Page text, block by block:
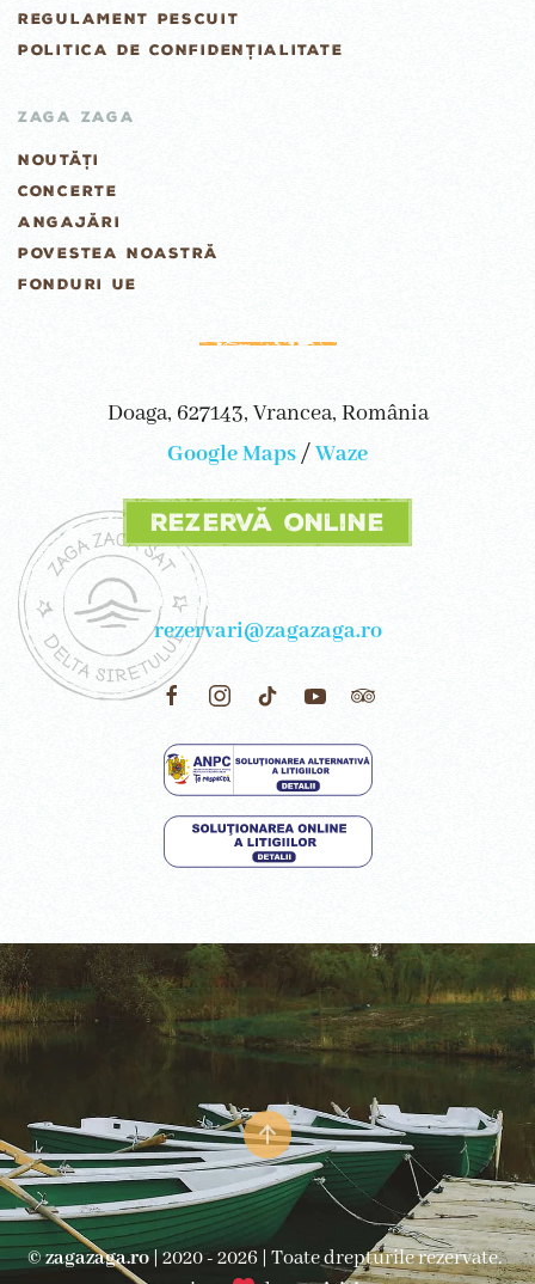
REGULAMENT PESCUIT
POLITICA DE CONFIDENȚIALITATE
ZAGA ZAGA
NOUTĂȚI
CONCERTE
ANGAJĂRI
POVESTEA NOASTRĂ
FONDURI UE
Doaga, 627143, Vrancea, România
Google Maps/Waze
Rezervă online
rezervari@zagazaga.ro
©zagazaga.ro| 2020 - 2026 | Toate drepturile rezervate.